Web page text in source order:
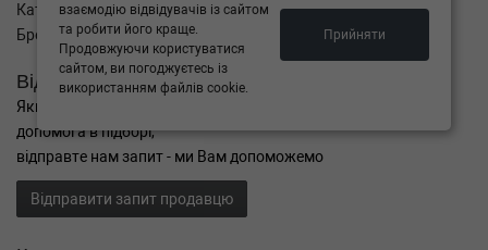
Каталог товарів
Бренди
Відправити запит
Якщо Ви не знайшли потрібні запчастини, або Вам потрібна
допомога в підборі,
відправте нам запит - ми Вам допоможемо
Відправити запит продавцю
взаємодію відвідувачів із сайтом
та робити його краще.
Продовжуючи користуватися
сайтом, ви погоджуєтесь із
використанням файлів cookie.
Прийняти